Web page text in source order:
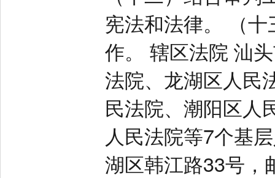
宪法和法律。 （
作。 辖区法院 汕
法院、龙湖区人民
民法院、潮阳区人
人民法院等7个基
湖区韩江路33号，